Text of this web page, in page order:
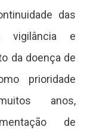
das
vigilância e
da doença de
prioridade
anos,
de